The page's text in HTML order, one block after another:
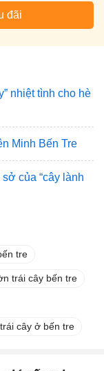
đãi
nhiệt tình cho hè
Minh Bến Tre
của “cây lành
tre
trái cây bến tre
cây ở bến tre